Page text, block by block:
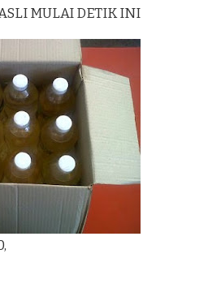
MULAI DETIK INI